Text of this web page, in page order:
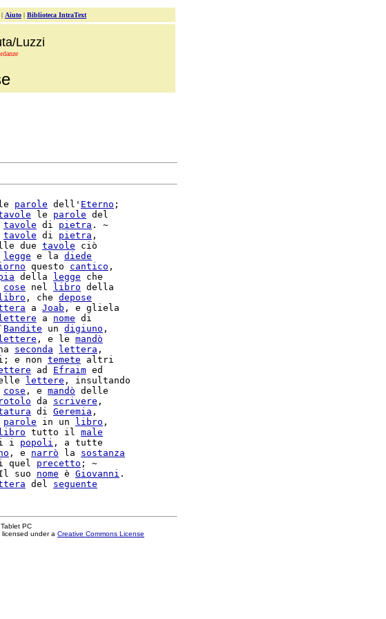
| Aiuto | Biblioteca IntraText
Luzzi
parole dell' Eterno ;
le parole del
tavole di pietra . ~
tavole di pietra ,
due tavole ciò
legge e la diede
questo cantico ,
della legge che
cose nel libro
libro , che depose
a Joab , e gliela
lettere a nome di
Bandite un digiuno ,
lettere , e le mandò
seconda lettera ,
e non temete altri
ad Efraim ed
lettere , insultando
cose , e mandò
rotolo da scrivere ,
di Geremia ,
parole in un libro ,
libro tutto il male
i popoli , a tutte
, e narrò la sostanza
quel precetto ; ~
suo nome è Giovanni .
del seguente
PC
under a Creative Commons License